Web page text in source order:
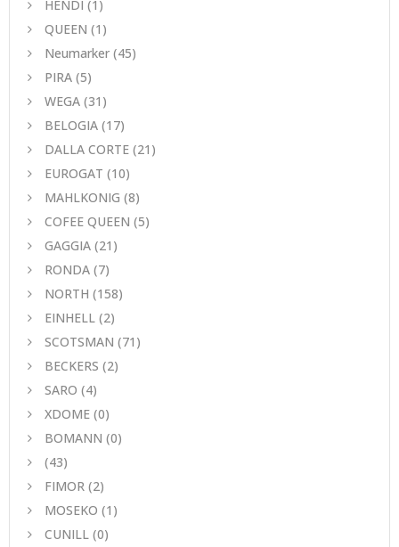
HENDI (1)
QUEEN (1)
Neumarker (45)
PIRA (5)
WEGA (31)
BELOGIA (17)
DALLA CORTE (21)
EUROGAT (10)
MAHLKONIG (8)
COFEE QUEEN (5)
GAGGIA (21)
RONDA (7)
NORTH (158)
EINHELL (2)
SCOTSMAN (71)
BECKERS (2)
SARO (4)
XDOME (0)
BOMANN (0)
(43)
FIMOR (2)
MOSEKO (1)
CUNILL (0)